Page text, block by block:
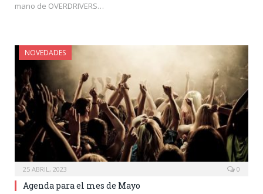
mano de OVERDRIVERS…
NOVEDADES
25 ABRIL, 2023 0
Agenda para el mes de Mayo